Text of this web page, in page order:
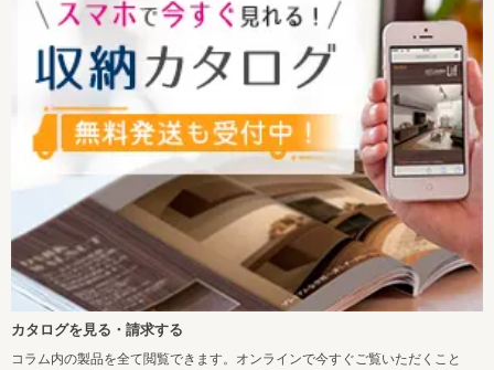
カタログを見る・請求する
コラム内の製品を全て閲覧できます。オンラインで今すぐご覧いただくこと